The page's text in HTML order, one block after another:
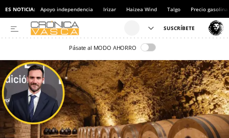
ES NOTICIA: Apoyo independencia Irizar Haizea Wind Talgo Precio gasolina
Pásate al MODO AHORRO